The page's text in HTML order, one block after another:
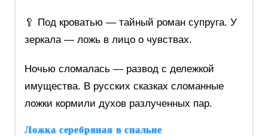
🥄 Под кроватью — тайный роман супруга. У
зеркала — ложь в лицо о чувствах.
Ночью сломалась — развод с дележкой
имущества. В русских сказках сломанные
ложки кормили духов разлученных пар.
Ложка серебряная в спальне